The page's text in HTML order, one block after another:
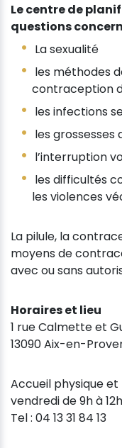
Le centre de
questions
La sexualité
les méthodes
contraception
les infections
les grossesses
l’interruption
les difficultés
les violences
La pilule, la
moyens de
avec ou sans
Horaires et lieu
1 rue Calmette et
13090 Aix-en-
Accueil physique
vendredi de 9h à
Tel : 04 13 31 84 13